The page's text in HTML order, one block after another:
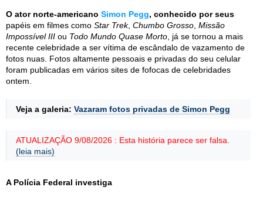
O ator norte-americano Simon Pegg, conhecido por seus
papéis em filmes como Star Trek, Chumbo Grosso Missão
Impossível III ou Todo Mundo Quase Morto , já se tornou a mais
recente celebridade a ser vítima de escândalo de vazamento de
fotos nuas. Fotos altamente pessoais e privadas do seu celular
foram publicadas em vários sites de fofocas de celebridades
ontem.
Veja a galeria: Vazaram fotos privadas de Simon Pegg
ATUALIZAÇÃO 9/08/2026 : Esta história parece ser falsa.
(leia mais)
A Polícia Federal investiga